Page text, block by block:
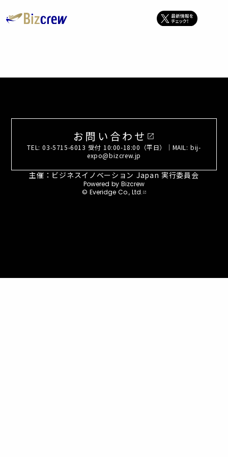
お問い合わせ open_in_new
TEL: 03-5715-6013 受付 10:00-18:00（平日）｜MAIL: bij-
expo@bizcrew.jp
主催：ビジネスイノベーション Japan 実行委員会
Powered by Bizcrew
© Everidge Co., Ltd. open_in_new